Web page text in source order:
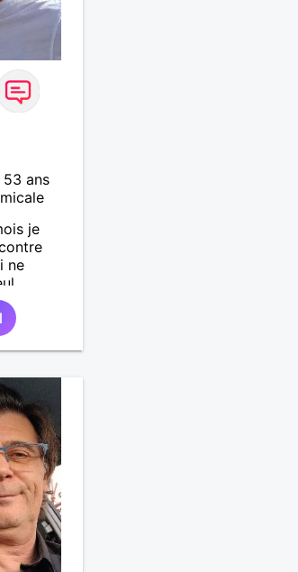
ans
je
ne
,